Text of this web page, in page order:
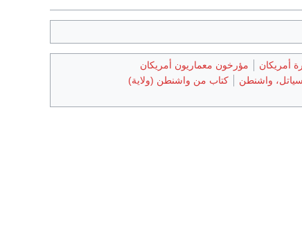
أمريكان
مؤرخون معماريون أمريكان
واشنطن
كتاب من واشنطن (ولاية)